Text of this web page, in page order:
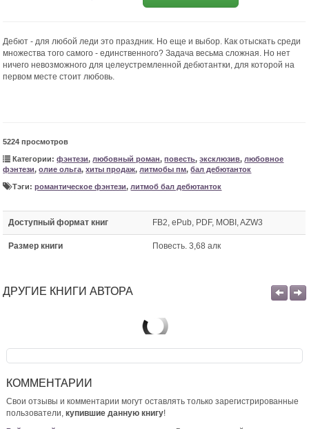
Дебют - для любой леди это праздник. Но еще и выбор. Как отыскать среди
множества того самого - единственного? Задача весьма сложная. Но нет
ничего невозможного для целеустремленной дебютантки, для которой на
первом месте стоит любовь.
5224 просмотров
Категории:фэнтези, любовный роман,повесть,эксклюзив, любовное
фэнтези,олие ольга,хиты продаж, литмобы пм,бал дебютанток
Тэги:романтическое фэнтези, литмоб бал дебютанток
Доступный формат книг FB2, ePub, PDF, MOBI, AZW3
Размер книги Повесть. 3,68 алк
ДРУГИЕ КНИГИ АВТОРА
КОММЕНТАРИИ
Свои отзывы и комментарии могут оставлять только зарегистрированные
пользователи,купившие данную книгу!